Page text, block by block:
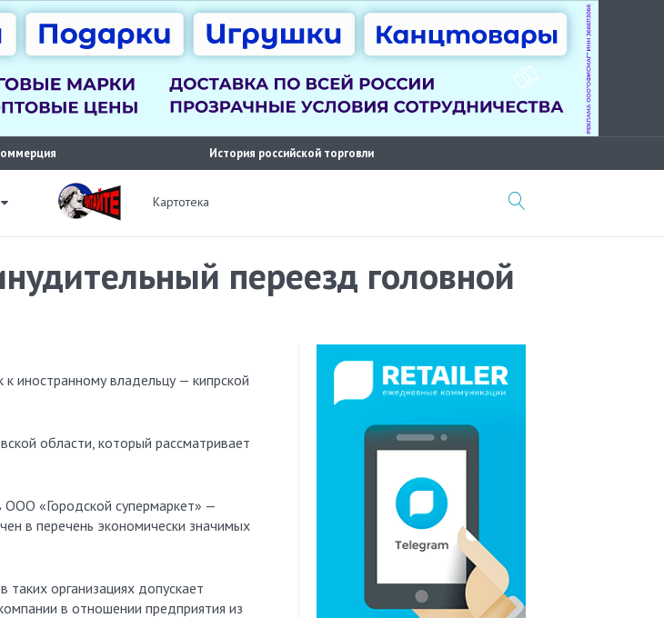
История российской торговли
Картотека
переезд головной
области, который рассматривает
«Городской супермаркет» —
в перечень экономически значимых
организациях допускает
в отношении предприятия из